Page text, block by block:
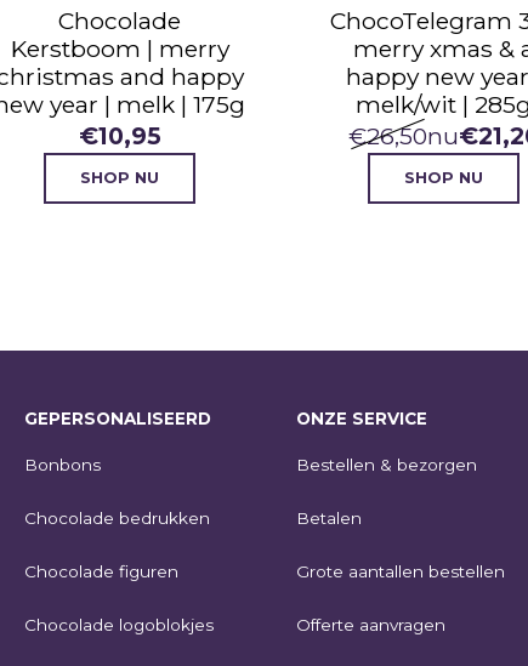
Bonbons
Domes | 8
assorti |
geschenkdoos
€18,95
SHOP NU
ChocoTelegram 30 |
merry xmas & a
happy new year |
melk/wit | 285g
26,50nu
SHOP NU
GEPERSONALISEERD
Bonbons
Chocolade bedrukken
Chocolade figuren
Chocolade logoblokjes
ONZE SERVICE
Bestellen & bezorgen
Betalen
Grote aantallen bestellen
Offerte aanvragen